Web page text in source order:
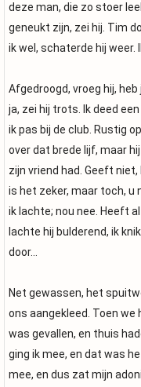
deze man, die zo stoer
geneukt zijn, zei hij. Tim
ik wel, schaterde hij weer.
Afgedroogd, vroeg hij,
ja, zei hij trots. Ik deed
ik pas bij de club. Rustig
over dat brede lijf, maar
zijn vriend had. Geeft
is het zeker, maar toch, u
ik lachte; nou nee. Heeft
lachte hij bulderend, ik
door…
Net gewassen, het
ons aangekleed. Toen we
was gevallen, en thuis
ging ik mee, en dat was
mee, en dus zat mijn